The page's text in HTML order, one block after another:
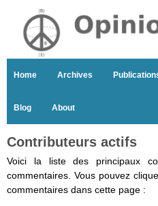
Home Archives
Blog About
Contributeurs actifs
Voici la liste des principaux
commentaires. Vous pouvez
commentaires dans cette page :